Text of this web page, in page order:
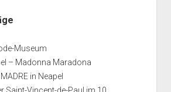
Museum
– Madonna Maradona
in Neapel